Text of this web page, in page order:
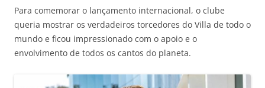
Para comemorar o lançamento internacional, o clube
queria mostrar os verdadeiros torcedores do Villa de todo o
mundo e ficou impressionado com o apoio e o
envolvimento de todos os cantos do planeta.